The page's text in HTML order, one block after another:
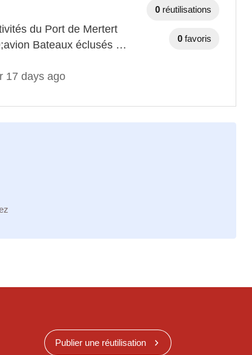
du Port de Mertert
Bateaux éclusés …
17 days ago
0 réutilisations
0 favoris
Publier une réutilisation